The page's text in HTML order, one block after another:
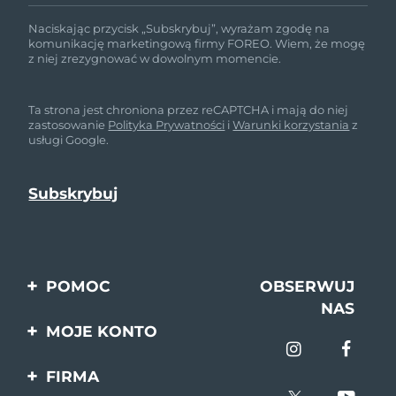
Naciskając przycisk „Subskrybuj”, wyrażam zgodę na
komunikację marketingową firmy FOREO. Wiem, że mogę
z niej zrezygnować w dowolnym momencie.
Ta strona jest chroniona przez reCAPTCHA i mają do niej
zastosowanie Polityka Prywatności iWarunki korzystania z
usługi Google.
POMOC
Kontakt
OBSERWUJ
NAS
MOJE KONTO
FIRMA